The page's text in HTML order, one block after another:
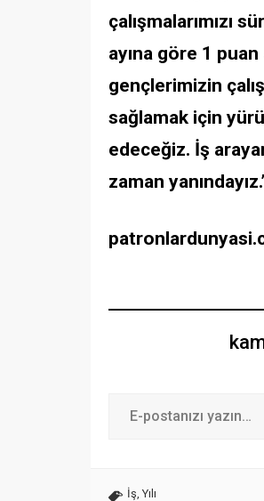
çalışmalarımızı
ayına göre 1
gençlerimizin
sağlamak için
edeceğiz. İş
zaman
İş Yılı